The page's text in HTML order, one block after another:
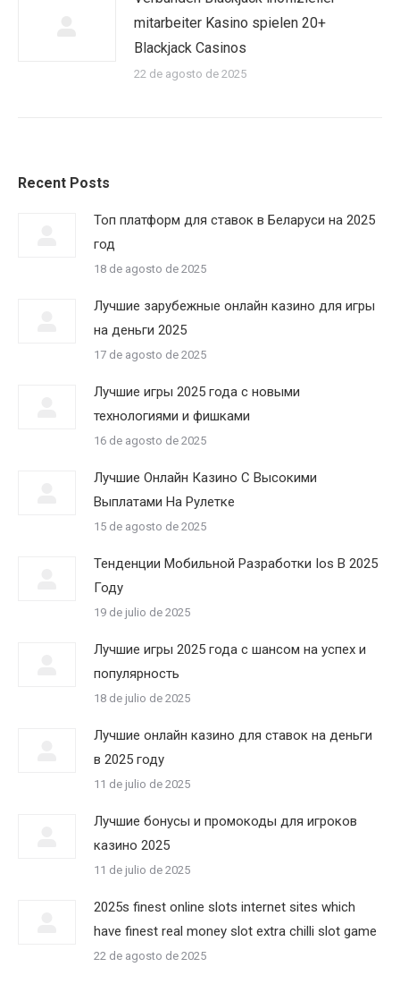
mitarbeiter Kasino spielen 20+
Blackjack Casinos
22 de agosto de 2025
Recent Posts
Топ платформ для ставок в Беларуси на 2025
год
18 de agosto de 2025
Лучшие зарубежные онлайн казино для игры
на деньги 2025
17 de agosto de 2025
Лучшие игры 2025 года с новыми
технологиями и фишками
16 de agosto de 2025
Лучшие Онлайн Казино С Высокими
Выплатами На Рулетке
15 de agosto de 2025
Тенденции Мобильной Разработки Ios В 2025
Году
19 de julio de 2025
Лучшие игры 2025 года с шансом на успех и
популярность
18 de julio de 2025
Лучшие онлайн казино для ставок на деньги
в 2025 году
11 de julio de 2025
Лучшие бонусы и промокоды для игроков
казино 2025
11 de julio de 2025
2025s finest online slots internet sites which
have finest real money slot extra chilli slot game
22 de agosto de 2025